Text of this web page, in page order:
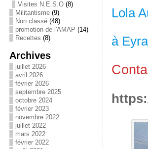
Visites N.E.S.O(8)
Militantisme(9)
Non classé(48)
promotion de l'AMAP (14)
Recettes (8)
Archives
juillet 2026
avril 2026
février 2026
septembre 2025
octobre 2024
février 2023
novembre 2022
juillet 2022
mars 2022
février 2022
Lola
à